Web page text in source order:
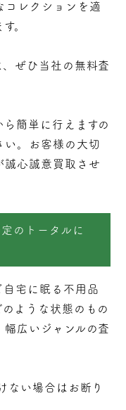
コレクションを適
。
ぜひ当社の無料査
簡単に行えますの
い。お客様の大切
誠心誠意買取させ
のトータルに
自宅に眠る不用品
のような状態のもの
広いジャンルの査
ない場合はお断り